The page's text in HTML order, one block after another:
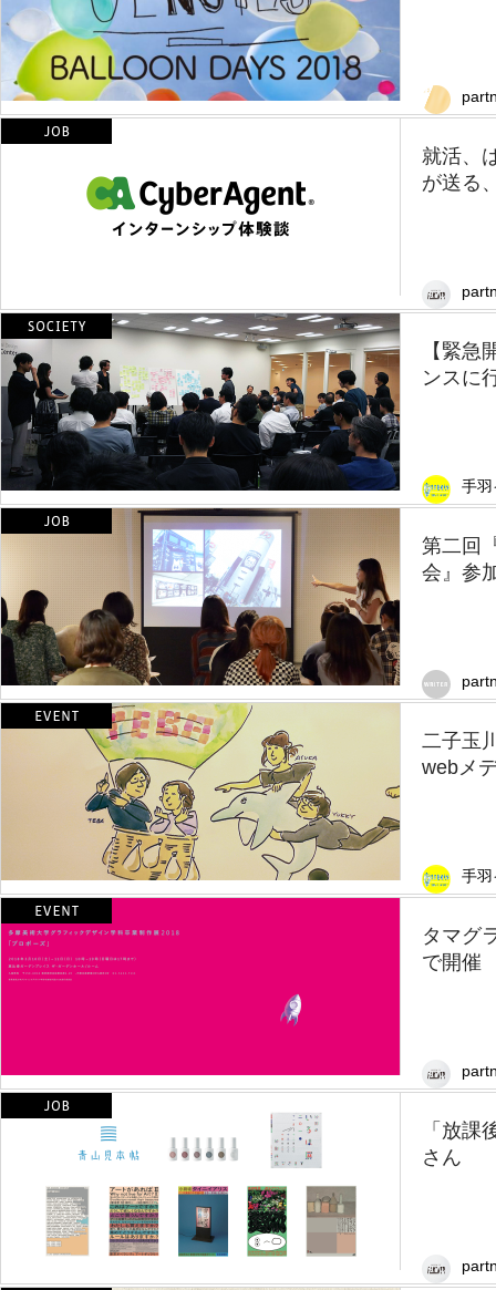
就活、
が送る
【緊急
ンスに
手羽
第二回
会』参
二子玉
webメ
手羽
タマグ
で開催
「放課
さん